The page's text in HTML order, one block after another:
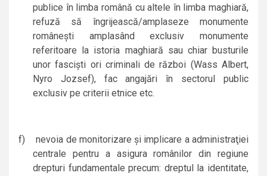
publice în limba română cu altele în limba maghiară,
refuză să îngrijească/amplaseze monumente
româneşti amplasând exclusiv monumente
referitoare la istoria maghiară sau chiar busturile
unor fascişti ori criminali de război (Wass Albert,
Nyro Jozsef), fac angajări în sectorul public
exclusiv pe criterii etnice etc.
f)
nevoia de monitorizare şi implicare a administraţiei
centrale pentru a asigura românilor din regiune
drepturi fundamentale precum: dreptul la identitate,